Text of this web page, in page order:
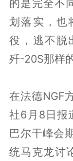
的是完全不
划落实，也
役，逃不脱
歼-20S那样
在法德NGF
社6月8日报
巴尔干峰会
统马克龙讨